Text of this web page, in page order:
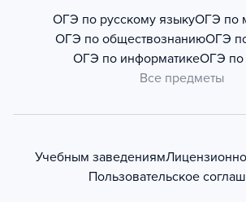
ОГЭ по русскому языкуОГЭ по
ОГЭ по обществознаниюОГЭ
ОГЭ по информатикеОГЭ по
Все предметы
Учебным заведениям
Пользовательское